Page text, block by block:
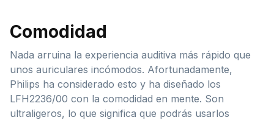
Comodidad
Nada arruina la experiencia auditiva más rápido que
unos auriculares incómodos. Afortunadamente,
Philips ha considerado esto y ha diseñado los
LFH2236/00 con la comodidad en mente. Son
ultraligeros, lo que significa que podrás usarlos